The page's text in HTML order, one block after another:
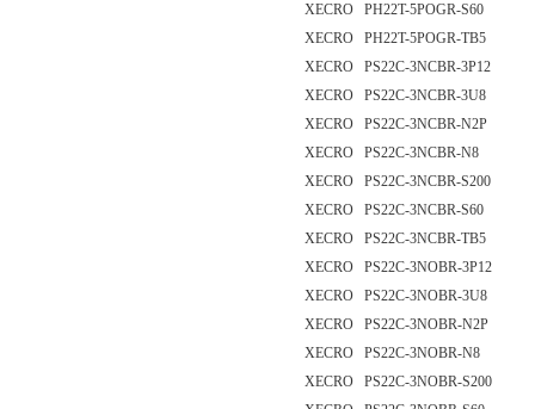
XECRO PH22T-5POGR-S60
XECRO PH22T-5POGR-TB5
XECRO PS22C-3NCBR-3P12
XECRO PS22C-3NCBR-3U8
XECRO PS22C-3NCBR-N2P
XECRO PS22C-3NCBR-N8
XECRO PS22C-3NCBR-S200
XECRO PS22C-3NCBR-S60
XECRO PS22C-3NCBR-TB5
XECRO PS22C-3NOBR-3P12
XECRO PS22C-3NOBR-3U8
XECRO PS22C-3NOBR-N2P
XECRO PS22C-3NOBR-N8
XECRO PS22C-3NOBR-S200